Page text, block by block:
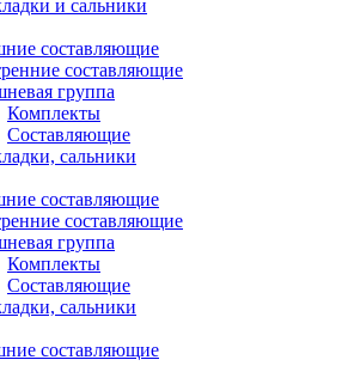
и сальники
составляющие
составляющие
группа
Комплекты
Составляющие
сальники
составляющие
составляющие
группа
Комплекты
Составляющие
сальники
составляющие